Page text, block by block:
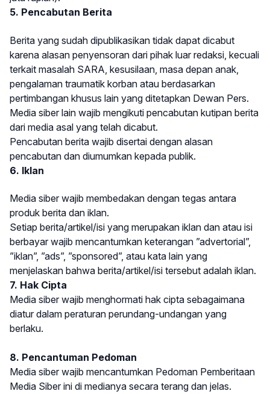
5. Pencabutan Berita
Berita yang sudah dipublikasikan tidak dapat dicabut
karena alasan penyensoran dari pihak luar redaksi, kecuali
terkait masalah SARA, kesusilaan, masa depan anak,
pengalaman traumatik korban atau berdasarkan
pertimbangan khusus lain yang ditetapkan Dewan Pers.
Media siber lain wajib mengikuti pencabutan kutipan berita
dari media asal yang telah dicabut.
Pencabutan berita wajib disertai dengan alasan
pencabutan dan diumumkan kepada publik.
6. Iklan
Media siber wajib membedakan dengan tegas antara
produk berita dan iklan.
Setiap berita/artikel/isi yang merupakan iklan dan atau isi
berbayar wajib mencantumkan keterangan ”advertorial”,
”iklan”, ”ads”, ”sponsored”, atau kata lain yang
menjelaskan bahwa berita/artikel/isi tersebut adalah iklan.
7. Hak Cipta
Media siber wajib menghormati hak cipta sebagaimana
diatur dalam peraturan perundang-undangan yang
berlaku.
8. Pencantuman Pedoman
Media siber wajib mencantumkan Pedoman Pemberitaan
Media Siber ini di medianya secara terang dan jelas.